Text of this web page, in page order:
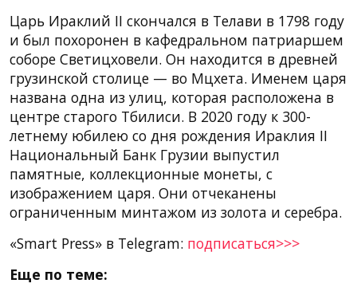
Царь Ираклий II скончался в Телави в 1798 году
и был похоронен в кафедральном патриаршем
соборе Светицховели. Он находится в древней
грузинской столице — во Мцхета. Именем царя
названа одна из улиц, которая расположена в
центре старого Тбилиси. В 2020 году к 300-
летнему юбилею со дня рождения Ираклия II
Национальный Банк Грузии выпустил
памятные, коллекционные монеты, с
изображением царя. Они отчеканены
ограниченным минтажом из золота и серебра.
«Smart Press» в Telegram: подписаться>>>
Еще по теме: